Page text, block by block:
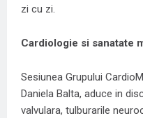
zi cu zi.
Cardiologie si sanatate
Sesiunea Grupului
Daniela Balta, aduce in
valvulara, tulburarile